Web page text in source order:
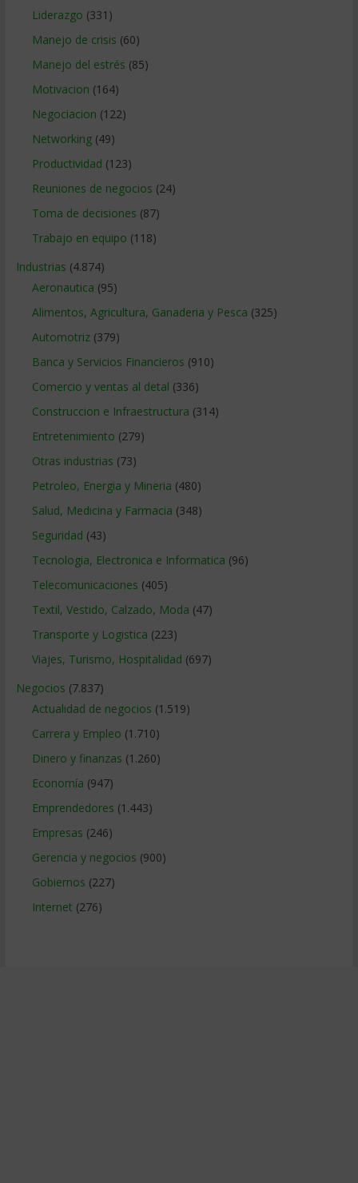
Liderazgo (331)
Manejo de crisis (60)
Manejo del estrés (85)
Motivacion (164)
Negociacion (122)
Networking(49)
Productividad (123)
Reuniones de negocios (24)
Toma de decisiones (87)
Trabajo en equipo (118)
Industrias (4.874)
Aeronautica (95)
Alimentos, Agricultura, Ganaderia y Pesca (325)
Automotriz(379)
Banca y Servicios Financieros (910)
Comercio y ventas al detal (336)
Construccion e Infraestructura (314)
Entretenimiento (279)
Otras industrias (73)
Petroleo, Energia y Mineria (480)
Salud, Medicina y Farmacia (348)
Seguridad (43)
Tecnologia, Electronica e Informatica (96)
Telecomunicaciones (405)
Textil, Vestido, Calzado, Moda (47)
Transporte y Logistica (223)
Viajes, Turismo, Hospitalidad (697)
Negocios (7.837)
Actualidad de negocios (1.519)
Carrera y Empleo (1.710)
Dinero y finanzas (1.260)
Economía (947)
Emprendedores (1.443)
Empresas (246)
Gerencia y negocios (900)
Gobiernos (227)
Internet (276)